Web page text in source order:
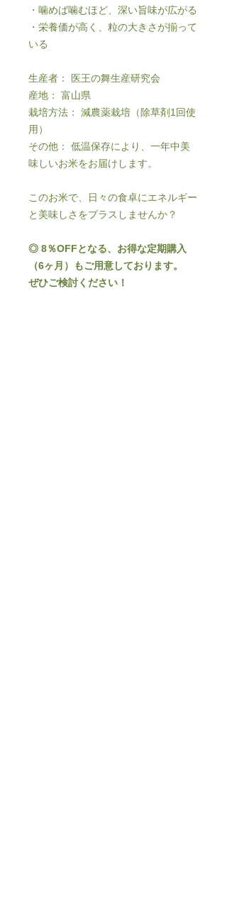
・噛めば噛むほど、深い旨味が広がる
・栄養価が高く、粒の大きさが揃って
いる
生産者： 医王の舞生産研究会
産地： 富山県
栽培方法： 減農薬栽培（除草剤1回使
用）
その他： 低温保存により、一年中美
味しいお米をお届けします。
このお米で、日々の食卓にエネルギー
と美味しさをプラスしませんか？
◎ 8％OFFとなる、お得な定期購入
（6ヶ月）もご用意しております。
ぜひご検討ください！